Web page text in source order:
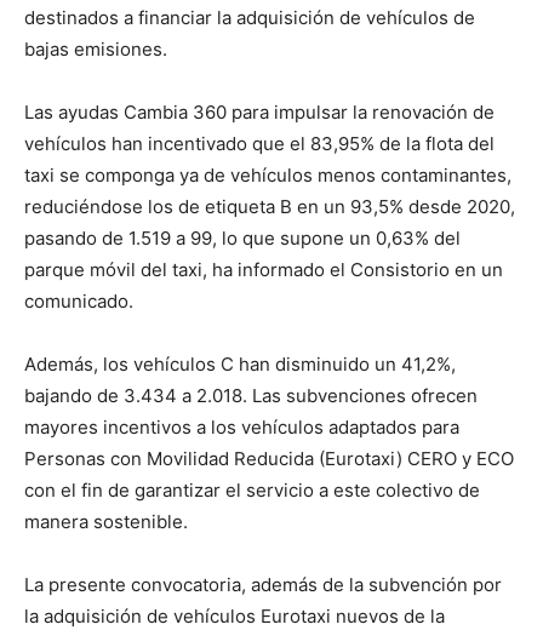
destinados a financiar la adquisición de vehículos de
bajas emisiones.
Las ayudas Cambia 360 para impulsar la renovación de
vehículos han incentivado que el 83,95% de la flota del
taxi se componga ya de vehículos menos contaminantes,
reduciéndose los de etiqueta B en un 93,5% desde 2020,
pasando de 1.519 a 99, lo que supone un 0,63% del
parque móvil del taxi, ha informado el Consistorio en un
comunicado.
Además, los vehículos C han disminuido un 41,2%,
bajando de 3.434 a 2.018. Las subvenciones ofrecen
mayores incentivos a los vehículos adaptados para
Personas con Movilidad Reducida (Eurotaxi) CERO y ECO
con el fin de garantizar el servicio a este colectivo de
manera sostenible.
La presente convocatoria, además de la subvención por
la adquisición de vehículos Eurotaxi nuevos de la